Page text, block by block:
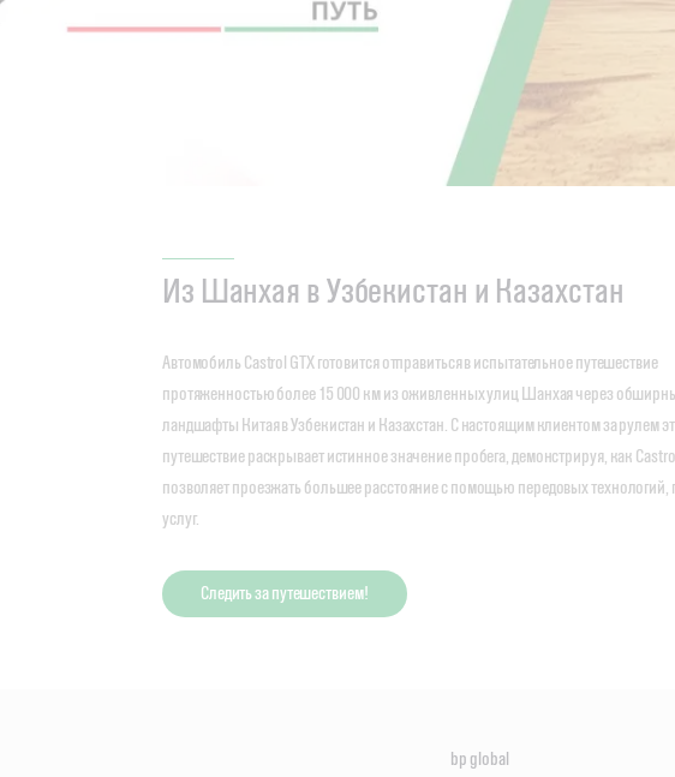
Из Шанхая в Узбекистан и Казахстан
Автомобиль Castrol GTX готовится отправиться в испытательное путешествие
протяженностью более 15 000 км из оживленных улиц Шанхая через
ландшафты Китая в Узбекистан и Казахстан. С настоящим клиентом за рулем
путешествие раскрывает истинное значение пробега, демонстрируя, как
позволяет проезжать большее расстояние с помощью передовых технологий,
услуг.
Следить за путешествием!
bp global